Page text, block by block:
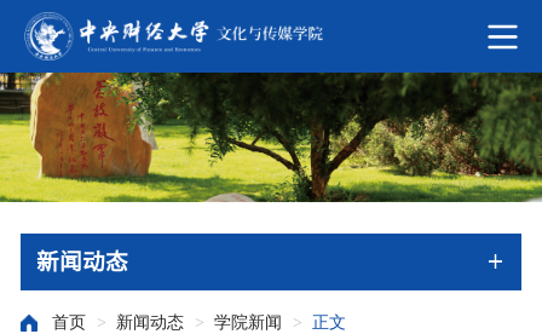
新闻动态
首页 > 新闻动态 > 学院新闻 > 正文